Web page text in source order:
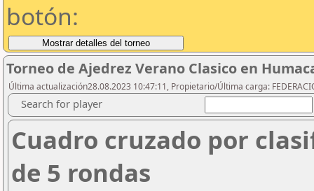
botón:
Torneo de Ajedrez Verano Clasico en
Última actualización28.08.2023 10:47:11, Propietario/Última carga:
Search for player
Cuadro cruzado por
de 5 rondas